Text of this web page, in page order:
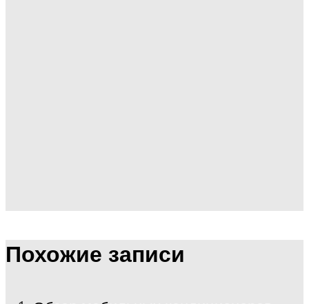
Похожие записи